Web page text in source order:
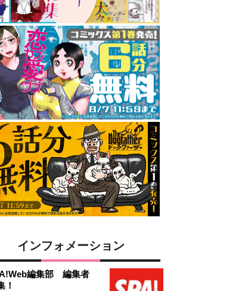
インフォメーション
編集部 編集者
！